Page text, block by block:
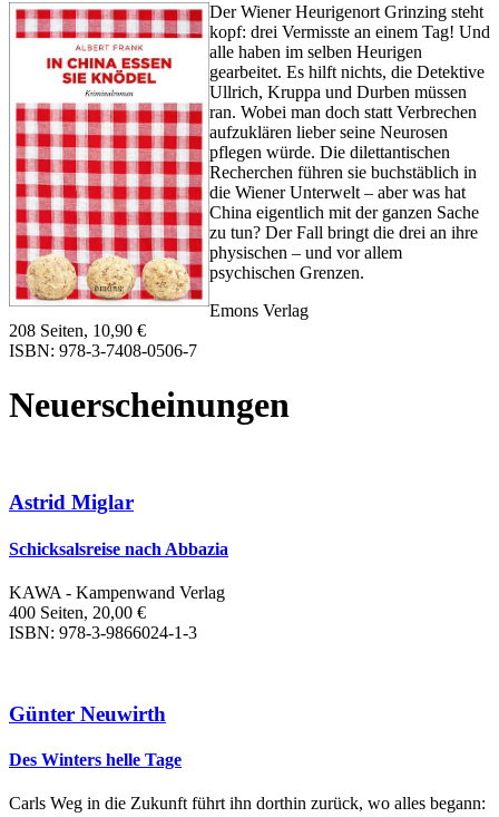
Der Wiener Heurigenort Grinzing steht
kopf: drei Vermisste an einem Tag! Und
alle haben im selben Heurigen
gearbeitet. Es hilft nichts, die Detektive
Ullrich, Kruppa und Durben müssen
ran. Wobei man doch statt Verbrechen
aufzuklären lieber seine Neurosen
pflegen würde. Die dilettantischen
Recherchen führen sie buchstäblich in
die Wiener Unterwelt – aber was hat
China eigentlich mit der ganzen Sache
zu tun? Der Fall bringt die drei an ihre
physischen – und vor allem
psychischen Grenzen.
Emons Verlag
208 Seiten, 10,90 €
ISBN: 978-3-7408-0506-7
Neuerscheinungen
Astrid Miglar
Schicksalsreise nach Abbazia
KAWA - Kampenwand Verlag
400 Seiten, 20,00 €
ISBN: 978-3-9866024-1-3
Günter Neuwirth
Des Winters helle Tage
Carls Weg in die Zukunft führt ihn dorthin zurück, wo alles begann: